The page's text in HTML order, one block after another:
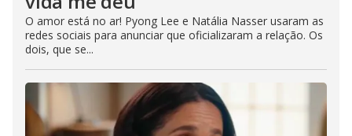
O amor está no ar! Pyong Lee e Natália Nasser usaram as
redes sociais para anunciar que oficializaram a relação. Os
dois, que se...